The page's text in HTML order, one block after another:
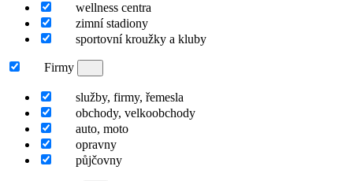
wellness centra
zimní stadiony
sportovní kroužky a kluby
Firmy
služby, firmy, řemesla
obchody, velkoobchody
auto, moto
opravny
půjčovny